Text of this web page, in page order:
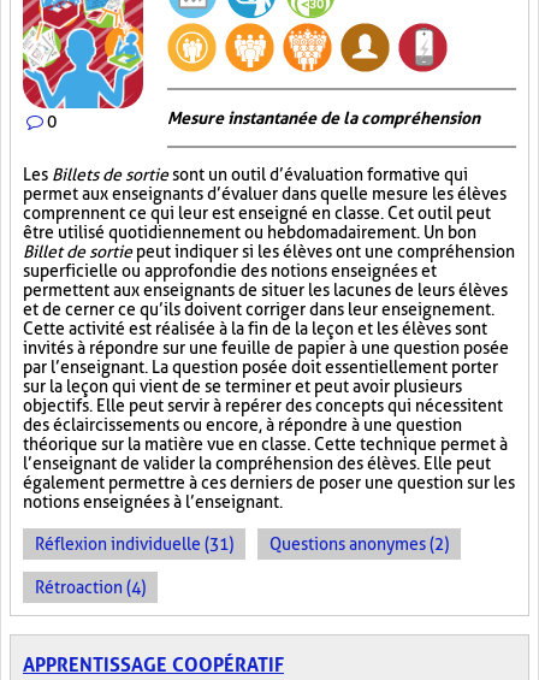
0 Mesure instantanée de la compréhension
Les Billets de sortiesont un outil d’évaluation formative qui
permet aux enseignants d’évaluer dans quelle mesure les élèves
comprennent ce qui leur est enseigné en classe. Cet outil peut
être utilisé quotidiennement ou hebdomadairement. Un bon
Billet de sortiepeut indiquer si les élèves ont une compréhension
superficielle ou approfondie des notions enseignées et
permettent aux enseignants de situer les lacunes de leurs élèves
et de cerner ce qu’ils doivent corriger dans leur enseignement.
Cette activité est réalisée à la fin de la leçon et les élèves sont
invités à répondre sur une feuille de papier à une question posée
par l’enseignant. La question posée doit essentiellement porter
sur la leçon qui vient de se terminer et peut avoir plusieurs
objectifs. Elle peut servir à repérer des concepts qui nécessitent
des éclaircissements ou encore, à répondre à une question
théorique sur la matière vue en classe. Cette technique permet à
l’enseignant de valider la compréhension des élèves. Elle peut
également permettre à ces derniers de poser une question sur les
notions enseignées à l’enseignant.
Réflexion individuelle (31) Questions anonymes (2)
Rétroaction (4)
APPRENTISSAGE COOPÉRATIF